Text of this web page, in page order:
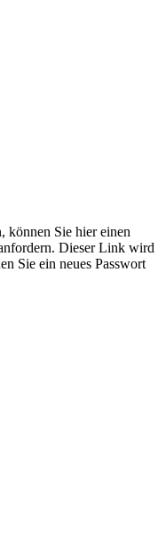
können Sie hier einen
Dieser Link wird
Sie ein neues Passwort